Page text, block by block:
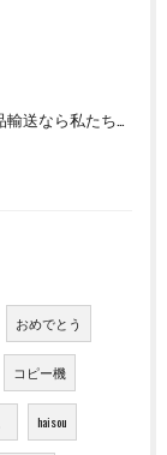
船橋株式会社C's(シーズ)商品輸送なら私たちにお任せください！お取引先様との交流を深めました！
おめでとう
コピー機
haisou